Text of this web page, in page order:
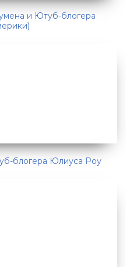
и Ютуб-блогера
блогера Юлиуса Роу